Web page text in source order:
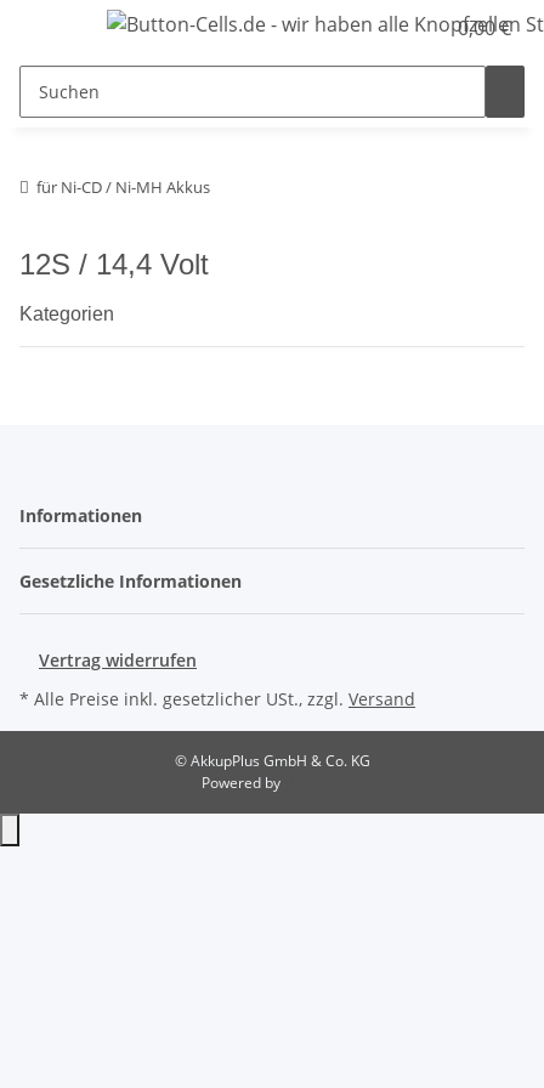
0,00 €
für Ni-CD / Ni-MH Akkus
12S / 14,4 Volt
Kategorien
Informationen
Gesetzliche Informationen
Vertrag widerrufen
* Alle Preise inkl. gesetzlicher USt., zzgl. Versand
© AkkupPlus GmbH & Co. KG
Powered by